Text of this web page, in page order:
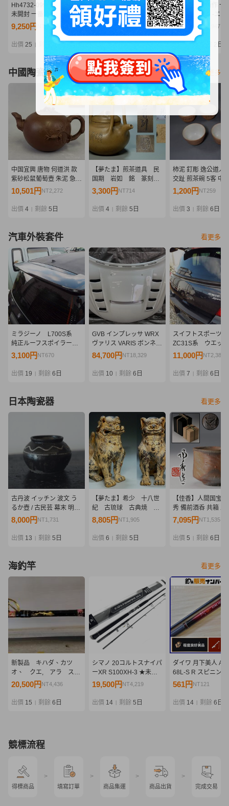
Hh4732-099★♪【120】
未開封 一番くじ ワンピー
ス エルバフ編 GIANT
BASH!! Vol.2 D賞 ブロギ
ー MASTERLISE
9,250円 NT2,001
出價 25 1日
Hh4731-099★♪【120】
未開封 一番くじ ワンピー
ス エルバフ編 GIANT
BASH!! Vol.2 D賞 ブロギ
ー MASTERLISE
EXPIECE
10,000円NT2,164
075)未開封 新作 一
じ ワンピース -エル
編- GIANT BASH!!
D賞 ブロギー
MASTERLISE
9,000円NT1,947
2日
中國陶瓷器 看更多
中国宜興 唐物 何道洪 款
紫砂松鼠葡萄壺 朱泥 急須
栗鼠 葡萄 急須 茶壺 大振
中国古玩
10,501円 NT2,272
出價 4 剩餘 5日
【夢たま】煎茶道具 民
国期 岩如 銘 篆刻山
水陰刻文 提手急須 最
物 白泥☆
3,300円 NT714
出價 4 剩餘 5日
柿泥 釘彫 逸公道人
交趾 煎茶碗 5客 中
泥物 茶碗 煎茶器 煎
1,200円 NT259
出價 3 剩餘 6日
汽車外裝套件 看更多
ミラジーノ L700S系
純正ルーフスポイラー
ハイマウント付き リア
り
3,100円 NT670
出價 19 剩餘 6日
GVB インプレッサ WRX
ヴァリス VARIS ボンネッ
ト GRB GVB [26QF10]
84,700円 NT18,329
出價 10 剩餘 6日
スイフトスポーツ
ZC31S系 ウエッ
ボン製 トランクス
好品 カーボンスポ
11,000円 NT2,380
出價 7 剩餘 6日
日本陶瓷器 看更多
古丹波 イッチン 波文 う
るか壺 / 古民芸 幕末 明治
柳宗悦 日本民藝館
8,000円 NT1,731
出價 13 剩餘 5日
【夢たま】希少 十八世
紀 古琉球 古典焼 シ
ーサー 獅子置物 鈴
珍品 時代物☆
8,805円 NT1,905
出價 6 剩餘 5日
【佳香】人間国宝
秀 備前酒呑 共箱 二
本物保証
7,095円 NT1,535
出價 5 剩餘 6日
海釣竿 看更多
新製品 キハダ、カツ
オ、 クエ, アラ スタ
ンディング 2ピース
20,500円 NT4,436
出價 15 剩餘 6日
シマノ 20コルトスナイパ
ーXR S100XH-3 ★未使
用品★ SHIMANO
ス パックロッド ヒラマサ
19,500円 NT4,219
出價 14 剩餘 5日
ダイワ 月下美人
68L-S R スピニン
ース DAIWA ライト
グ アジ メバル カサ
561円 NT121
出價 14 剩餘 6日
競標流程
得標商品
>
填寫訂單
>
商品集運
>
商品出貨
>
完成交易